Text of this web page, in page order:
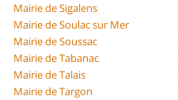
Mairie de Sigalens
Mairie de Soulac sur Mer
Mairie de Soussac
Mairie de Tabanac
Mairie de Talais
Mairie de Targon